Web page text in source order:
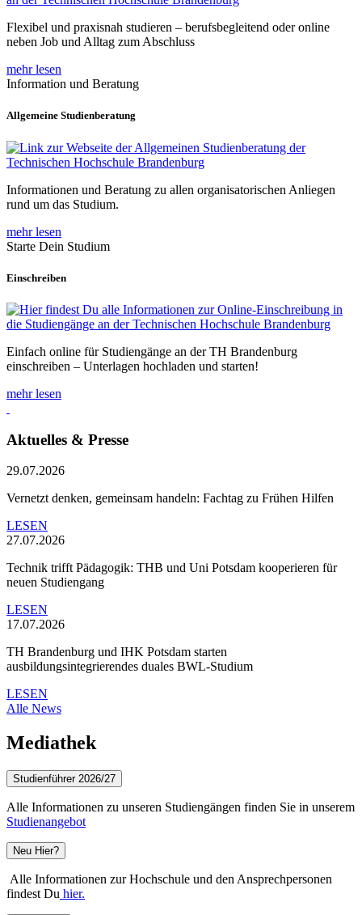
Flexibel und praxisnah studieren – berufsbegleitend oder online
neben Job und Alltag zum Abschluss
mehr lesen
Information und Beratung
Allgemeine Studienberatung
Informationen und Beratung zu allen organisatorischen Anliegen
rund um das Studium.
mehr lesen
Starte Dein Studium
Einschreiben
Einfach online für Studiengänge an der TH Brandenburg
einschreiben – Unterlagen hochladen und starten!
mehr lesen
Aktuelles & Presse
29.07.2026
Vernetzt denken, gemeinsam handeln: Fachtag zu Frühen Hilfen
LESEN
27.07.2026
Technik trifft Pädagogik: THB und Uni Potsdam kooperieren für
neuen Studiengang
LESEN
17.07.2026
TH Brandenburg und IHK Potsdam starten
ausbildungsintegrierendes duales BWL-Studium
LESEN
Alle News
Mediathek
Studienführer 2026/27
Alle Informationen zu unseren Studiengängen finden Sie in unserem
Studienangebot
Neu Hier?
Alle Informationen zur Hochschule und den Ansprechpersonen
findest Du hier.